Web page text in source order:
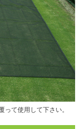
て使用して下さい。